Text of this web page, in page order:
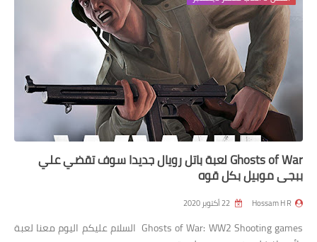
Ghosts of War لعبة باتل رويال جديدا سوف تقضي علي
ببجي موبيل بكل قوه
Hossam H R
Ghosts of War: WW2 Shooting games السلام عليكم اليوم معنا لعبة